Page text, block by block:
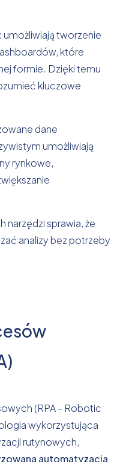
: umożliwiają tworzenie
które
formie. Dzięki temu
kluczowe
dane
umożliwiają
rynkowe,
sprawia, że
analizy bez potrzeby
(RPA - Robotic
wykorzystująca
rutynowych,
automatyzacja